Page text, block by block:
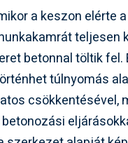
a keszon elérte
teljesen
betonnal töltik fel.
túlnyomás
csökkentésével,